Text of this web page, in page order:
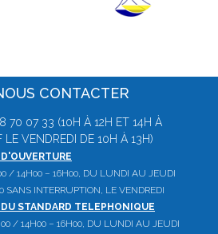
CONTACTER
70 07 33 (10H À 12H ET 14H À
LE VENDREDI DE 10H À 13H)
/ 14H00 – 16H00, DU LUNDI AU JEUDI
SANS INTERRUPTION, LE VENDREDI
DU STANDARD TELEPHONIQUE
/ 14H00 – 16H00, DU LUNDI AU JEUDI